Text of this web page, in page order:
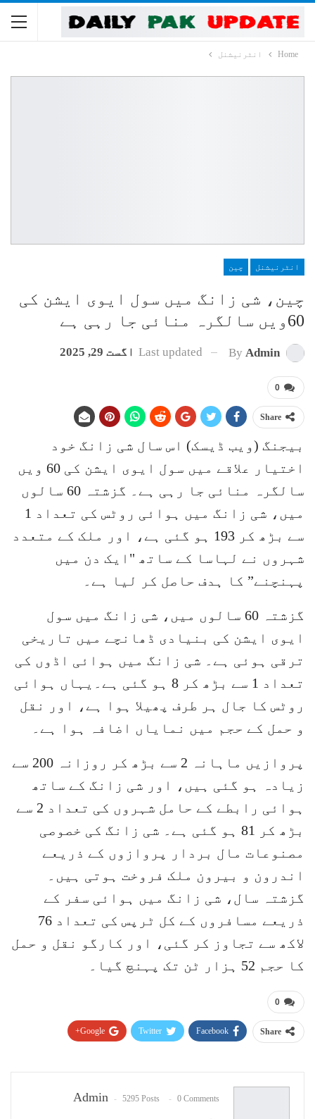
Home انٹرنیشنل
انٹرنیشنل چین
چین، شی زانگ میں سول ایوی ایشن کی
60ویں سالگرہ منائی جا رہی ہے
By Admin
Last updated اگست 29, 2025
0
Share
بیجنگ (ویب ڈیسک) اس سال شی زانگ خود
اختیار علاقے میں سول ایوی ایشن کی 60 ویں
سالگرہ منائی جا رہی ہے۔ گزشتہ 60 سالوں
میں، شی زانگ میں ہوائی روٹس کی تعداد 1
سے بڑھ کر 193 ہو گئی ہے، اور ملک کے متعدد
شہروں نے لہاسا کے ساتھ "ایک دن میں
پہنچنے” کا ہدف حاصل کر لیا ہے۔
گزشتہ 60 سالوں میں، شی زانگ میں سول
ایوی ایشن کی بنیادی ڈھانچے میں تاریخی
ترقی ہوئی ہے۔ شی زانگ میں ہوائی اڈوں کی
تعداد 1 سے بڑھ کر 8 ہو گئی ہے۔یہاں ہوائی
روٹس کا جال ہر طرف پھیلا ہوا ہے، اور نقل
و حمل کے حجم میں نمایاں اضافہ ہوا ہے۔
پروازیں ماہانہ 2 سے بڑھ کر روزانہ 200 سے
زیادہ ہو گئی ہیں، اور شی زانگ کے ساتھ
ہوائی رابطے کے حامل شہروں کی تعداد 2 سے
بڑھ کر 81 ہو گئی ہے۔ شی زانگ کی خصوصی
مصنوعات مال بردار پروازوں کے ذریعے
اندرون و بیرون ملک فروخت ہوتی ہیں۔
گزشتہ سال، شی زانگ میں ہوائی سفر کے
ذریعے مسافروں کے کل ٹرپس کی تعداد 76
لاکھ سے تجاوز کر گئی، اور کارگو نقل و حمل
کا حجم 52 ہزار ٹن تک پہنچ گیا۔
0
Share
Facebook
Twitter
Google+
Admin 5295 Posts 0 Comments